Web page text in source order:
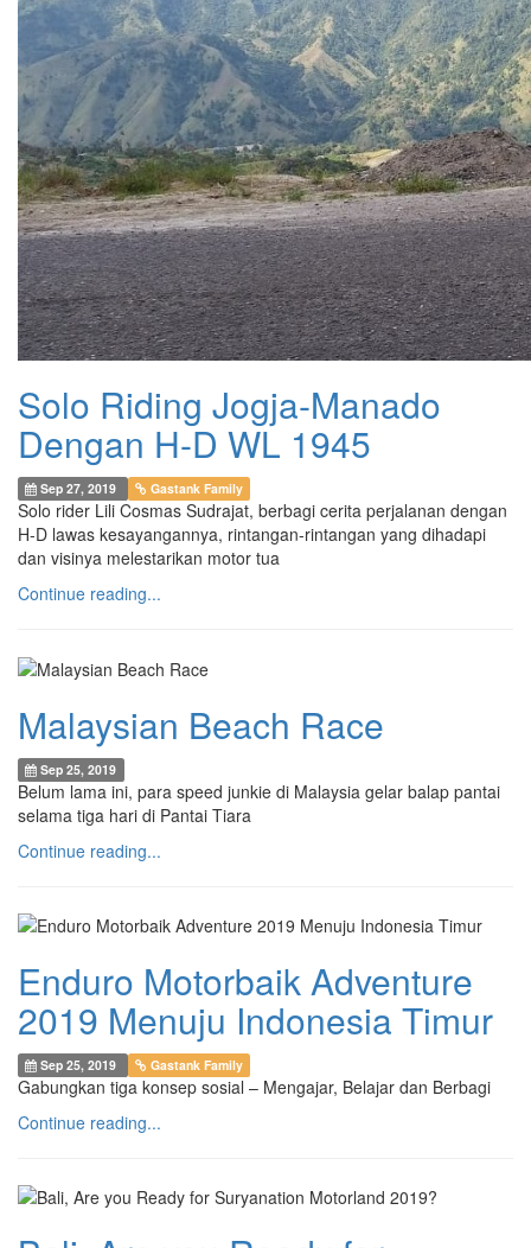
Solo Riding Jogja-Manado
Dengan H-D WL 1945
Sep 27, 2019 Gastank Family
Solo rider Lili Cosmas Sudrajat, berbagi cerita perjalanan dengan
H-D lawas kesayangannya, rintangan-rintangan yang dihadapi
dan visinya melestarikan motor tua
Continue reading...
Malaysian Beach Race
Sep 25, 2019
Belum lama ini, para speed junkie di Malaysia gelar balap pantai
selama tiga hari di Pantai Tiara
Continue reading...
Enduro Motorbaik Adventure
2019 Menuju Indonesia Timur
Sep 25, 2019 Gastank Family
Gabungkan tiga konsep sosial – Mengajar, Belajar dan Berbagi
Continue reading...